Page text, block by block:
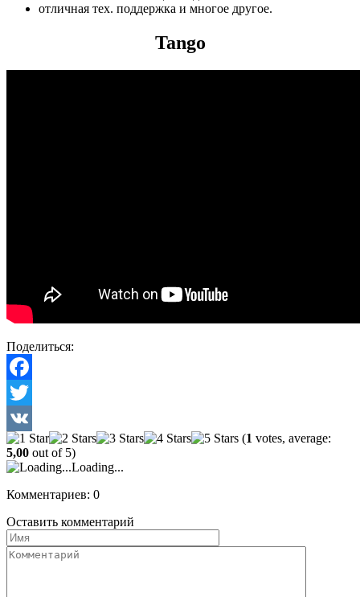
отличная тех. поддержка и многое другое.
Tango
Поделиться:
Facebook
Twitter
VK
(1 votes, average:
5,00 out of 5)
Loading...
Комментариев: 0
Оставить комментарий